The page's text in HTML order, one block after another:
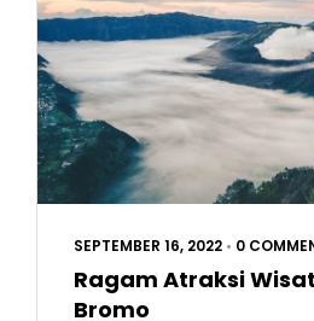
SEPTEMBER 16, 2022 • 0
Ragam Atraksi
Bromo